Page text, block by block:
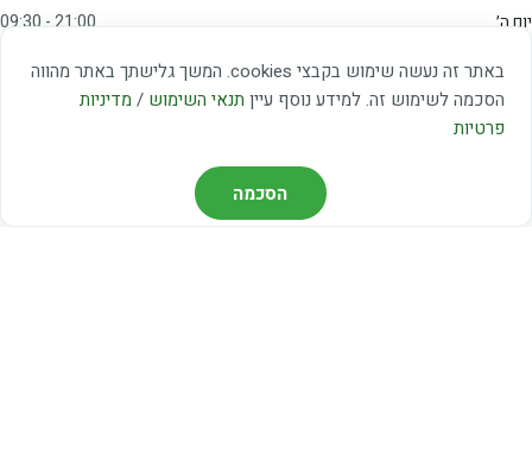
באתר זה נעשה שימוש בקבצי cookies. המשך גלישתך באתר מהווה
הסכמה לשימוש זה. למידע נוסף עיין תנאי השימוש / מדיניות
פרטיות
הסכמה
יום ה׳
09:30 - 21:00
09:00 - 15:00
שבת
20:00 - 23:00